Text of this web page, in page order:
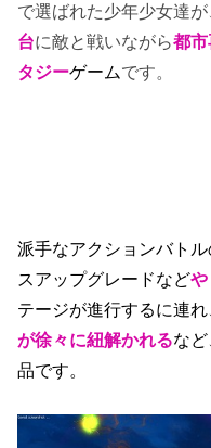
で選ばれた少年少女達
台に敵と戦いながら都
タジーゲームです。
派手なアクションバト
スアップグレードなど
テージが進行するに連
が徐々に紐解かれるな
品です。